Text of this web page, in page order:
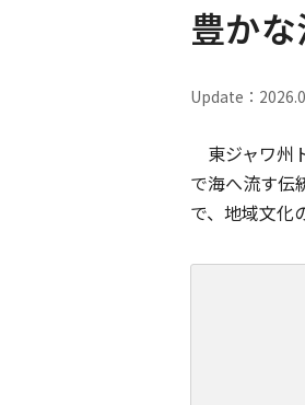
豊か
Update：
東ジャワ州
で海へ流す伝
で、地域文化